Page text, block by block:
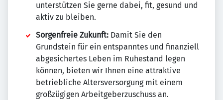
unterstützen Sie gerne dabei, fit, gesund und
aktiv zu bleiben.
Sorgenfreie Zukunft: Damit Sie den
Grundstein für ein entspanntes und finanziell
abgesichertes Leben im Ruhestand legen
können, bieten wir Ihnen eine attraktive
betriebliche Altersversorgung mit einem
großzügigen Arbeitgeberzuschuss an.